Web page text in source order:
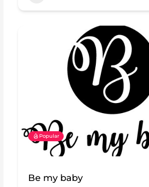
Popular
Be my baby